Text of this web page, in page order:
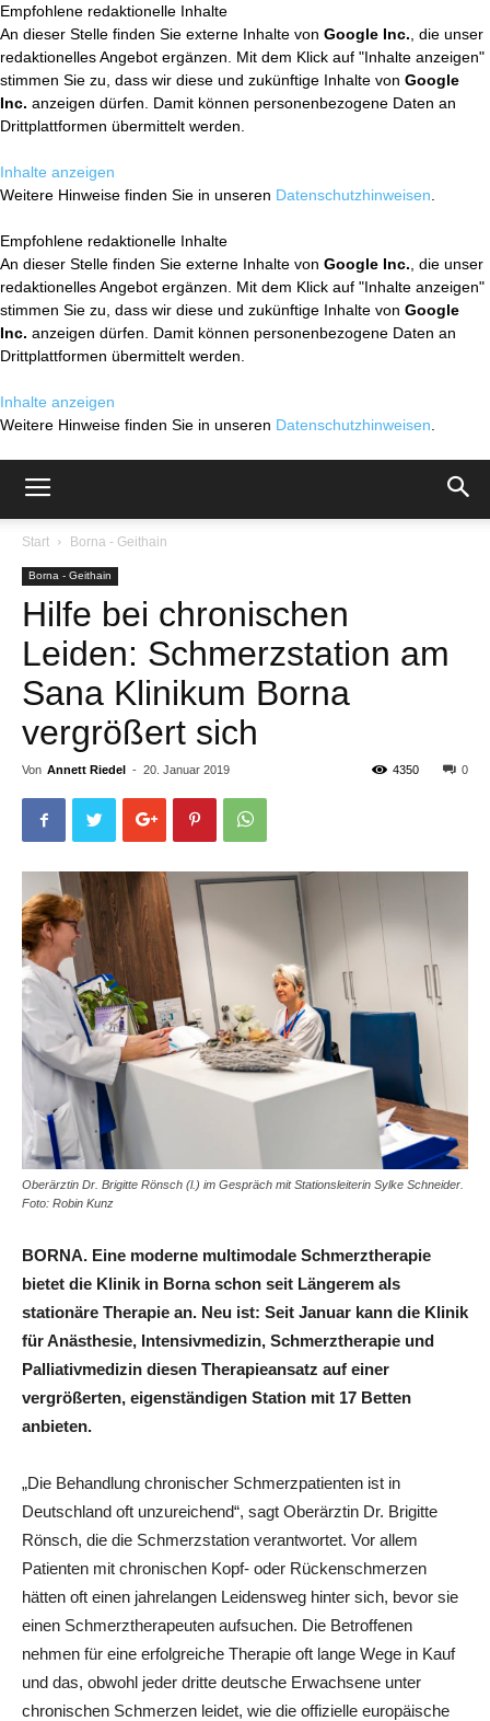
Empfohlene redaktionelle Inhalte
An dieser Stelle finden Sie externe Inhalte von Google Inc. , die unser
redaktionelles Angebot ergänzen. Mit dem Klick auf "Inhalte anzeigen"
stimmen Sie zu, dass wir diese und zukünftige Inhalte von Google
Inc. anzeigen dürfen. Damit können personenbezogene Daten an
Drittplattformen übermittelt werden.
Inhalte anzeigen
Weitere Hinweise finden Sie in unseren Datenschutzhinweisen
Empfohlene redaktionelle Inhalte
An dieser Stelle finden Sie externe Inhalte von Google Inc. , die unser
redaktionelles Angebot ergänzen. Mit dem Klick auf "Inhalte anzeigen"
stimmen Sie zu, dass wir diese und zukünftige Inhalte von Google
Inc. anzeigen dürfen. Damit können personenbezogene Daten an
Drittplattformen übermittelt werden.
Inhalte anzeigen
Weitere Hinweise finden Sie in unseren Datenschutzhinweisen
Start Borna - Geithain
Borna - Geithain
Hilfe bei chronischen
Leiden: Schmerzstation am
Sana Klinikum Borna
vergrößert sich
Von Annett Riedel - 20. Januar 2019 0
4350
Oberärztin Dr. Brigitte Rönsch (l.) im Gespräch mit Stationsleiterin Sylke Schneider.
Foto: Robin Kunz
BORNA. Eine moderne multimodale Schmerztherapie
bietet die Klinik in Borna schon seit Längerem als
stationäre Therapie an. Neu ist: Seit Januar kann die Klinik
für Anästhesie, Intensivmedizin, Schmerztherapie und
Palliativmedizin diesen Therapieansatz auf einer
vergrößerten, eigenständigen Station mit 17 Betten
anbieten.
„Die Behandlung chronischer Schmerzpatienten ist in
Deutschland oft unzureichend“, sagt Oberärztin Dr. Brigitte
Rönsch, die die Schmerzstation verantwortet. Vor allem
Patienten mit chronischen Kopf- oder Rückenschmerzen
hätten oft einen jahrelangen Leidensweg hinter sich, bevor sie
einen Schmerztherapeuten aufsuchen. Die Betroffenen
nehmen für eine erfolgreiche Therapie oft lange Wege in Kauf
und das, obwohl jeder dritte deutsche Erwachsene unter
chronischen Schmerzen leidet, wie die offizielle europäische